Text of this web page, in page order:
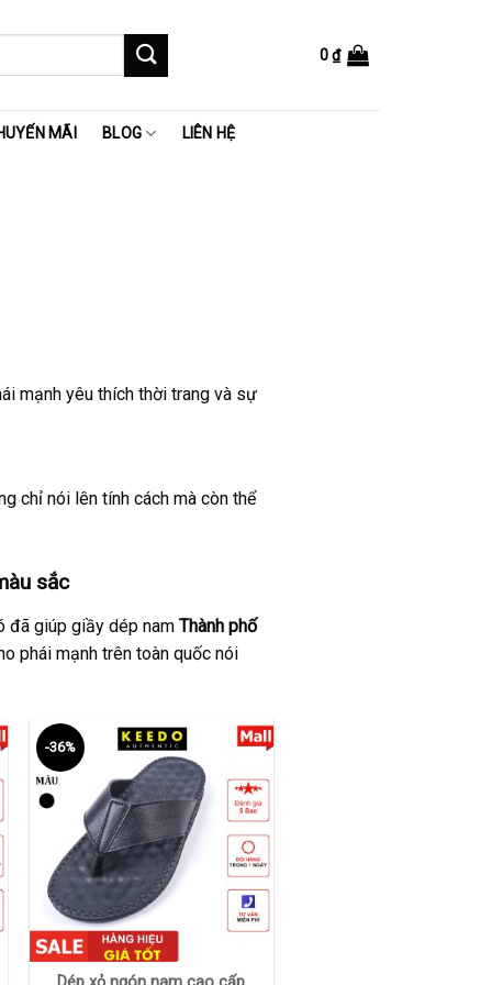
0₫
MÃI BLOG LIÊN HỆ
mạnh yêu thích thời trang và sự
chỉ nói lên tính cách mà còn thể
sắc
đã giúp giầy dép nam Thành phố
phái mạnh trên toàn quốc nói
-36%
+